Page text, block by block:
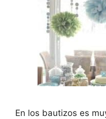
En los bautizos es